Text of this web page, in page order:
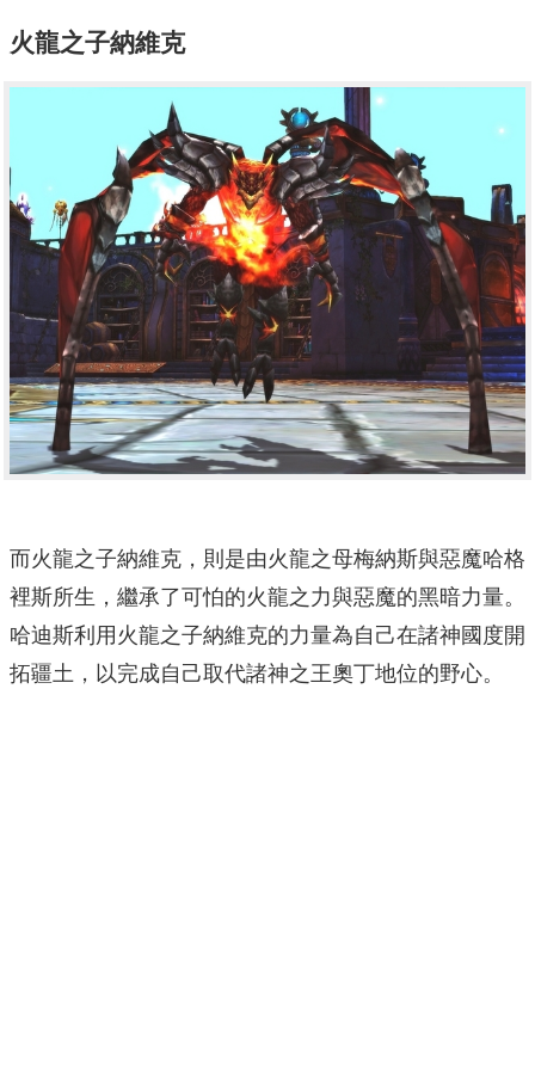
火龍之子納維克
而火龍之子納維克，則是由火龍之母梅納斯與惡魔哈格
裡斯所生，繼承了可怕的火龍之力與惡魔的黑暗力量。
哈迪斯利用火龍之子納維克的力量為自己在諸神國度開
拓疆土，以完成自己取代諸神之王奧丁地位的野心。